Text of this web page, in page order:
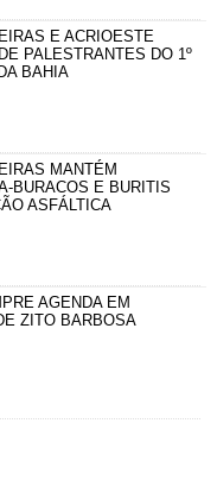
E ACRIOESTE
PALESTRANTES DO 1º
BAHIA
MANTÉM
BURACOS E BURITIS
ASFÁLTICA
AGENDA EM
ZITO BARBOSA